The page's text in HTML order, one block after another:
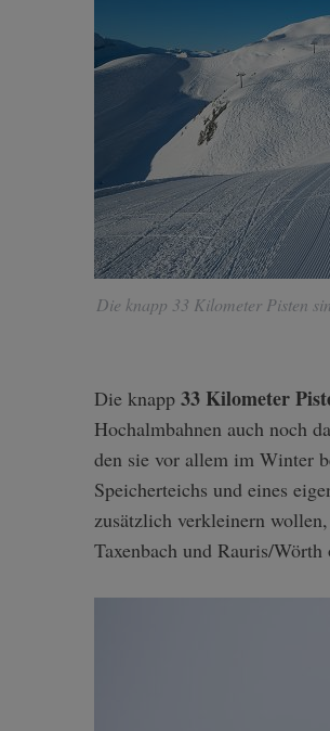
Die knapp 33 Kilometer Pisten
Die knapp 33 Kilometer
Hochalmbahnen auch noch
den sie vor allem im Winter
Speicherteichs und eines
zusätzlich verkleinern
Taxenbach und Rauris/
S
c
h
f
o
: